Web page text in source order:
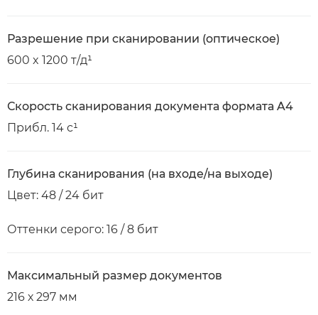
Разрешение при сканировании (оптическое)
600 x 1200 т/д¹
Скорость сканирования документа формата A4
Прибл. 14 с¹
Глубина сканирования (на входе/на выходе)
Цвет: 48 / 24 бит
Оттенки серого: 16 / 8 бит
Максимальный размер документов
216 х 297 мм